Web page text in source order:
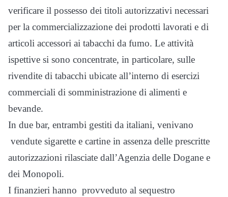
verificare il possesso dei titoli autorizzativi necessari
per la commercializzazione dei prodotti lavorati e di
articoli accessori ai tabacchi da fumo. Le attività
ispettive si sono concentrate, in particolare, sulle
rivendite di tabacchi ubicate all’interno di esercizi
commerciali di somministrazione di alimenti e
bevande.
In due bar, entrambi gestiti da italiani, venivano
vendute sigarette e cartine in assenza delle prescritte
autorizzazioni rilasciate dall’Agenzia delle Dogane e
dei Monopoli.
I finanzieri hanno provveduto al sequestro